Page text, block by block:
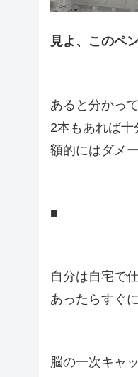
見よ、このペ
あると分かっ
2本もあれば
額的にはダメ
■
自分は自宅で
あったらすぐ
脳の一次キャ